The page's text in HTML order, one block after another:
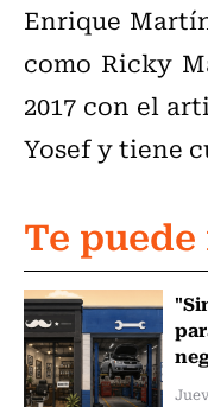
Enrique
como Ricky
2017 con el
Yosef y tiene
Te